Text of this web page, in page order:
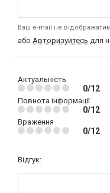
Ваш e-mail не
або Авторизуйтесь для
Актуальність
0/12
Повнота інформації
0/12
Враження
0/12
Відгук: